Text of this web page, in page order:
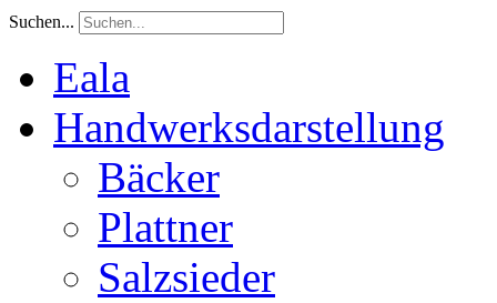
Suchen...
Eala
Handwerksdarstellung
Bäcker
Plattner
Salzsieder